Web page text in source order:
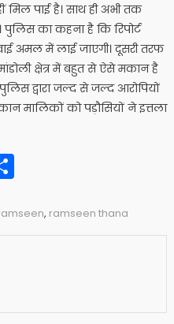
मिल पाई है। साथ ही अभी तक
पुलिस का कहना है कि रिपोर्ट
अमल में लाई जाएगी। दूसरी तरफ
क्षेत्र में बहुत से ऐसे मकान है
द्वारा जल्द से जल्द आरोपियों
मालिकों को पड़ौसियों ने इत्तला
Share
, ramseen thana